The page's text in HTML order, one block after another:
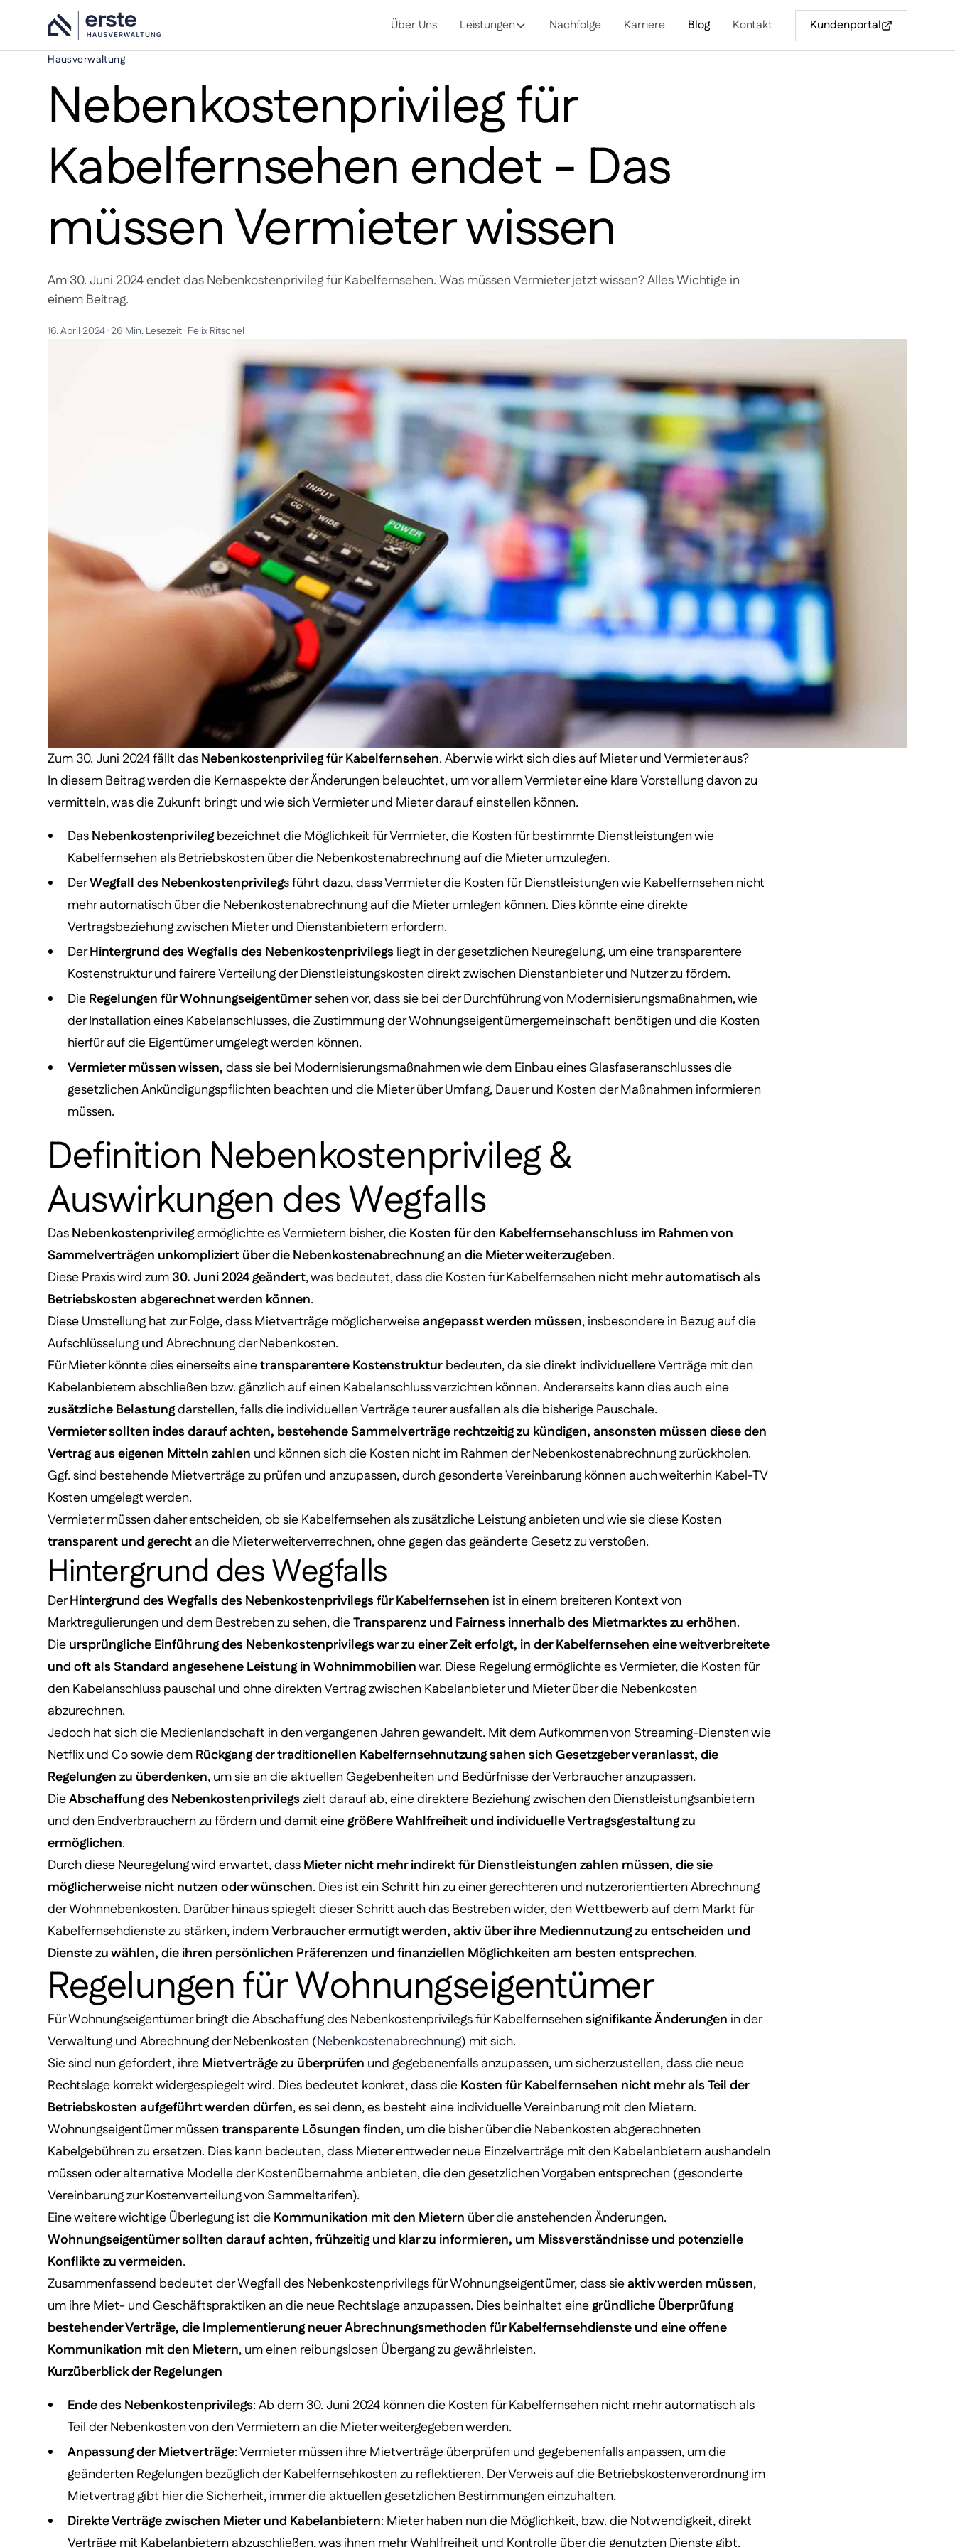
Über Uns Leistungen Nachfolge Karriere Blog Kontakt Kundenportal
Hausverwaltung
Nebenkostenprivileg für
Kabelfernsehen endet - Das
müssen Vermieter wissen
Am 30. Juni 2024 endet das Nebenkostenprivileg für Kabelfernsehen. Was müssen Vermieter jetzt wissen? Alles Wichtige in
einem Beitrag.
16. April 2024·26 Min. Lesezeit· Felix Ritschel
Zum 30. Juni 2024 fällt dasNebenkostenprivileg für Kabelfernsehen. Aber wie wirkt sich dies auf Mieter und Vermieter aus?
In diesem Beitrag werden die Kernaspekte der Änderungen beleuchtet, um vor allem Vermieter eine klare Vorstellung davon zu
vermitteln, was die Zukunft bringt und wie sich Vermieter und Mieter darauf einstellen können.
DasNebenkostenprivilegbezeichnet die Möglichkeit für Vermieter, die Kosten für bestimmte Dienstleistungen wie
Kabelfernsehen als Betriebskosten über die Nebenkostenabrechnung auf die Mieter umzulegen.
DerWegfall des Nebenkostenprivilegs führt dazu, dass Vermieter die Kosten für Dienstleistungen wie Kabelfernsehen nicht
mehr automatisch über die Nebenkostenabrechnung auf die Mieter umlegen können. Dies könnte eine direkte
Vertragsbeziehung zwischen Mieter und Dienstanbietern erfordern.
DerHintergrund des Wegfalls des Nebenkostenprivilegsliegt in der gesetzlichen Neuregelung, um eine transparentere
Kostenstruktur und fairere Verteilung der Dienstleistungskosten direkt zwischen Dienstanbieter und Nutzer zu fördern.
DieRegelungen für Wohnungseigentümersehen vor, dass sie bei der Durchführung von Modernisierungsmaßnahmen, wie
der Installation eines Kabelanschlusses, die Zustimmung der Wohnungseigentümergemeinschaft benötigen und die Kosten
hierfür auf die Eigentümer umgelegt werden können.
Vermieter müssen wissen,dass sie bei Modernisierungsmaßnahmen wie dem Einbau eines Glasfaseranschlusses die
gesetzlichen Ankündigungspflichten beachten und die Mieter über Umfang, Dauer und Kosten der Maßnahmen informieren
müssen.
Definition Nebenkostenprivileg &
Auswirkungen des Wegfalls
DasNebenkostenprivilegermöglichte es Vermietern bisher, dieKosten für den Kabelfernsehanschluss im Rahmen von
Sammelverträgen unkompliziert über die Nebenkostenabrechnung an die Mieter weiterzugeben.
Diese Praxis wird zum30. Juni 2024 geändert, was bedeutet, dass die Kosten für Kabelfernsehennicht mehr automatisch als
Betriebskosten abgerechnet werden können.
Diese Umstellung hat zur Folge, dass Mietverträge möglicherweiseangepasst werden müssen, insbesondere in Bezug auf die
Aufschlüsselung und Abrechnung der Nebenkosten.
Für Mieter könnte dies einerseits einetransparentere Kostenstrukturbedeuten, da sie direkt individuellere Verträge mit den
Kabelanbietern abschließen bzw. gänzlich auf einen Kabelanschluss verzichten können. Andererseits kann dies auch eine
zusätzliche Belastungdarstellen, falls die individuellen Verträge teurer ausfallen als die bisherige Pauschale.
Vermieter sollten indes darauf achten, bestehende Sammelverträge rechtzeitig zu kündigen, ansonsten müssen diese den
Vertrag aus eigenen Mitteln zahlen und können sich die Kosten nicht im Rahmen der Nebenkostenabrechnung zurückholen.
Ggf. sind bestehende Mietverträge zu prüfen und anzupassen, durch gesonderte Vereinbarung können auch weiterhin Kabel-TV
Kosten umgelegt werden.
Vermieter müssen daher entscheiden, ob sie Kabelfernsehen als zusätzliche Leistung anbieten und wie sie diese Kosten
transparent und gerechtan die Mieter weiterverrechnen, ohne gegen das geänderte Gesetz zu verstoßen.
Hintergrund des Wegfalls
DerHintergrund des Wegfalls des Nebenkostenprivilegs für Kabelfernsehen ist in einem breiteren Kontext von
Marktregulierungen und dem Bestreben zu sehen, dieTransparenz und Fairness innerhalb des Mietmarktes zu erhöhen.
Dieursprüngliche Einführung des Nebenkostenprivilegs war zu einer Zeit erfolgt, in der Kabelfernsehen eine weitverbreitete
und oft als Standard angesehene Leistung in Wohnimmobilienwar. Diese Regelung ermöglichte es Vermieter, die Kosten für
den Kabelanschluss pauschal und ohne direkten Vertrag zwischen Kabelanbieter und Mieter über die Nebenkosten
abzurechnen.
Jedoch hat sich die Medienlandschaft in den vergangenen Jahren gewandelt. Mit dem Aufkommen von Streaming-Diensten wie
Netflix und Co sowie demRückgang der traditionellen Kabelfernsehnutzung sahen sich Gesetzgeber veranlasst, die
Regelungen zu überdenken, um sie an die aktuellen Gegebenheiten und Bedürfnisse der Verbraucher anzupassen.
DieAbschaffung des Nebenkostenprivilegszielt darauf ab, eine direktere Beziehung zwischen den Dienstleistungsanbietern
und den Endverbrauchern zu fördern und damit einegrößere Wahlfreiheit und individuelle Vertragsgestaltung zu
ermöglichen.
Durch diese Neuregelung wird erwartet, dassMieter nicht mehr indirekt für Dienstleistungen zahlen müssen, die sie
möglicherweise nicht nutzen oder wünschen. Dies ist ein Schritt hin zu einer gerechteren und nutzerorientierten Abrechnung
der Wohnnebenkosten. Darüber hinaus spiegelt dieser Schritt auch das Bestreben wider, den Wettbewerb auf dem Markt für
Kabelfernsehdienste zu stärken, indemVerbraucher ermutigt werden, aktiv über ihre Mediennutzung zu entscheiden und
Dienste zu wählen, die ihren persönlichen Präferenzen und finanziellen Möglichkeiten am besten entsprechen.
Regelungen für Wohnungseigentümer
Für Wohnungseigentümer bringt die Abschaffung des Nebenkostenprivilegs für Kabelfernsehensignifikante Änderungen in der
Verwaltung und Abrechnung der Nebenkosten (Nebenkostenabrechnung) mit sich.
Sie sind nun gefordert, ihreMietverträge zu überprüfen und gegebenenfalls anzupassen, um sicherzustellen, dass die neue
Rechtslage korrekt widergespiegelt wird. Dies bedeutet konkret, dass dieKosten für Kabelfernsehen nicht mehr als Teil der
Betriebskosten aufgeführt werden dürfen, es sei denn, es besteht eine individuelle Vereinbarung mit den Mietern.
Wohnungseigentümer müssentransparente Lösungen finden, um die bisher über die Nebenkosten abgerechneten
Kabelgebühren zu ersetzen. Dies kann bedeuten, dass Mieter entweder neue Einzelverträge mit den Kabelanbietern aushandeln
müssen oder alternative Modelle der Kostenübernahme anbieten, die den gesetzlichen Vorgaben entsprechen (gesonderte
Vereinbarung zur Kostenverteilung von Sammeltarifen).
Eine weitere wichtige Überlegung ist dieKommunikation mit den Mietern über die anstehenden Änderungen.
Wohnungseigentümer sollten darauf achten, frühzeitig und klar zu informieren, um Missverständnisse und potenzielle
Konflikte zu vermeiden.
Zusammenfassend bedeutet der Wegfall des Nebenkostenprivilegs für Wohnungseigentümer, dass sieaktiv werden müssen,
um ihre Miet- und Geschäftspraktiken an die neue Rechtslage anzupassen. Dies beinhaltet einegründliche Überprüfung
bestehender Verträge, die Implementierung neuer Abrechnungsmethoden für Kabelfernsehdienste und eine offene
Kommunikation mit den Mietern, um einen reibungslosen Übergang zu gewährleisten.
Kurzüberblick der Regelungen
Ende des Nebenkostenprivilegs: Ab dem 30. Juni 2024 können die Kosten für Kabelfernsehen nicht mehr automatisch als
Teil der Nebenkosten von den Vermietern an die Mieter weitergegeben werden.
Anpassung der Mietverträge: Vermieter müssen ihre Mietverträge überprüfen und gegebenenfalls anpassen, um die
geänderten Regelungen bezüglich der Kabelfernsehkosten zu reflektieren. Der Verweis auf die Betriebskostenverordnung im
Mietvertrag gibt hier die Sicherheit, immer die aktuellen gesetzlichen Bestimmungen einzuhalten.
Direkte Verträge zwischen Mieter und Kabelanbietern: Mieter haben nun die Möglichkeit, bzw. die Notwendigkeit, direkt